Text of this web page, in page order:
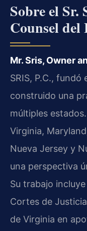
Sobre el Sr.
Counsel del
Mr. Sris, Owner
SRIS, P.C., fundó
construido una
múltiples
Virginia,
Nueva Jersey y
una perspectiva
Su trabajo
Cortes de
de Virginia en